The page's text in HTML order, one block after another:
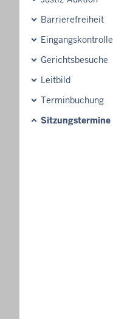
Barrierefreiheit
Eingangskontrolle
Gerichtsbesuche
Leitbild
Terminbuchung
Sitzungstermine